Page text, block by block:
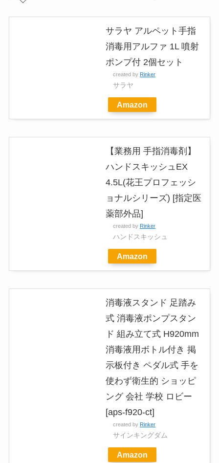
サラヤ アルペット手指
消毒用アルファ 1L 噴射
ポンプ付 2個セット
created by Rinker
サラヤ
Amazon
【業務用 手指消毒剤】
ハンドスキッシュEX
4.5L(花王プロフェッシ
ョナルシリーズ) [指定医
薬部外品]
created by Rinker
ハンドスキッシュ
Amazon
消毒液スタンド 足踏み
式 消毒液ポンプスタン
ド 組み立て式 H920mm
消毒液用ボトル付き 掲
示板付き ペダル式 手を
使わず衛生的 ショッピ
ング 会社 学校 ロビー
[aps-f920-ct]
created by Rinker
サインキングダム
Amazon